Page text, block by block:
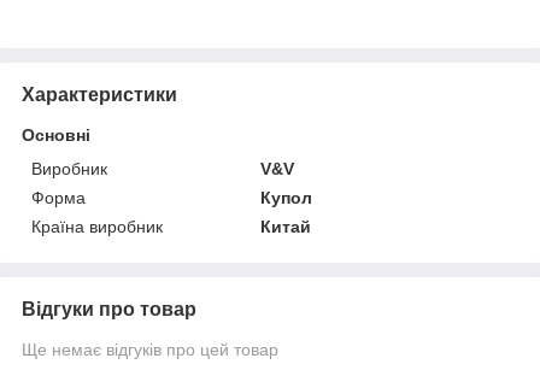
Характеристики
Основні
Виробник
V&V
Форма
Купол
Країна виробник
Китай
Відгуки про товар
Ще немає відгуків про цей товар